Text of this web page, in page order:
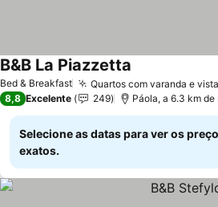
Bed & Breakfast Quartos com varanda e
B&B La Piazzetta
8,8 Excelente 249 Páola, a 6.3 km de
Selecione as datas para ver os
exatos.